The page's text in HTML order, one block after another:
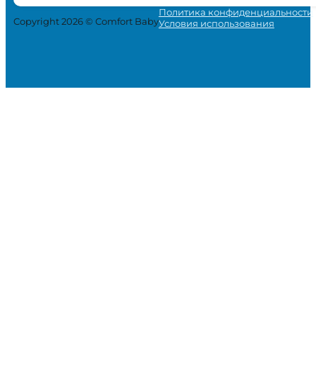
Copyright 2026 © Comfort Baby
Политика конфиденциальности
Условия использования